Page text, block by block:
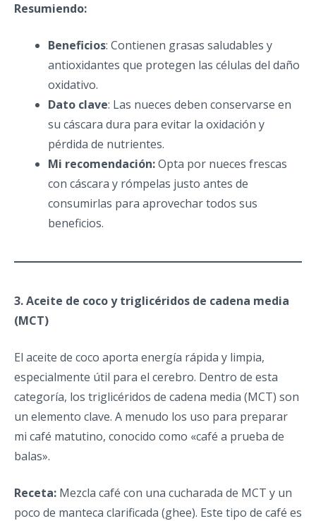
Resumiendo:
Beneficios: Contienen grasas saludables y
antioxidantes que protegen las células del daño
oxidativo.
Dato clave: Las nueces deben conservarse en
su cáscara dura para evitar la oxidación y
pérdida de nutrientes.
Mi recomendación:Opta por nueces frescas
con cáscara y rómpelas justo antes de
consumirlas para aprovechar todos sus
beneficios.
3. Aceite de coco y triglicéridos de cadena media
(MCT)
El aceite de coco aporta energía rápida y limpia,
especialmente útil para el cerebro. Dentro de esta
categoría, los triglicéridos de cadena media (MCT) son
un elemento clave. A menudo los uso para preparar
mi café matutino, conocido como «café a prueba de
balas».
Receta: Mezcla café con una cucharada de MCT y un
poco de manteca clarificada (ghee). Este tipo de café es